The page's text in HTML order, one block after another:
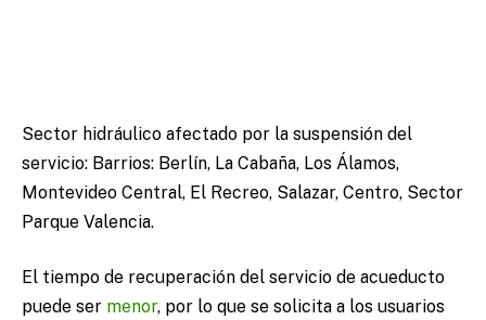
Sector hidráulico afectado por la suspensión del
servicio: Barrios: Berlín, La Cabaña, Los Álamos,
Montevideo Central, El Recreo, Salazar, Centro, Sector
Parque Valencia.
El tiempo de recuperación del servicio de acueducto
puede ser menor, por lo que se solicita a los usuarios